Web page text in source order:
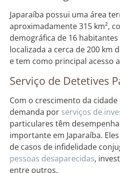
Japaraíba possui uma área
aproximadamente 315 km²,
demográfica de 16 habitantes
localizada a cerca de 200 km
e tem como principal acesso
Serviço de Detetives
Com o crescimento da
demanda por serviços de
particulares têm
importante em Japaraíba.
de casos de infidelidade
pessoas desaparecidas,
entre outros.